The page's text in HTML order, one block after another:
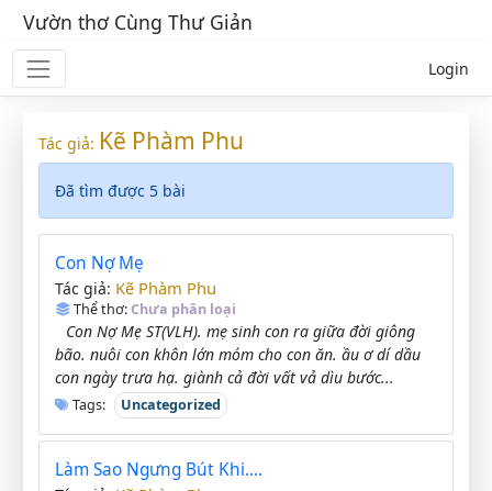
Vườn thơ Cùng Thư Giản
Login
Tác giả: Kẽ Phàm Phu
Đã tìm được 5 bài
Con Nợ Mẹ
Tác giả: Kẽ Phàm Phu
Thể thơ:Chưa phân loại
Con Nợ Mẹ ST(VLH). mẹ sinh con ra giữa đời giông
bão. nuôi con khôn lớn móm cho con ăn. ầu ơ dí dầu
con ngày trưa hạ. giành cả đời vất vả dìu bước...
Tags: Uncategorized
Làm Sao Ngưng Bút Khi....